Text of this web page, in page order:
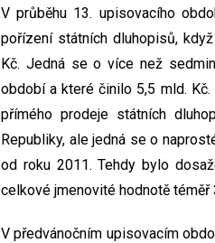
V průběhu 13. upisovacího
pořízení státních dluhopisů,
Kč. Jedná se o více než
období a které činilo 5,5 mld.
přímého prodeje státních
Republiky, ale jedná se o
od roku 2011. Tehdy bylo
celkové jmenovité hodnotě téměř
V předvánočním upisovacím